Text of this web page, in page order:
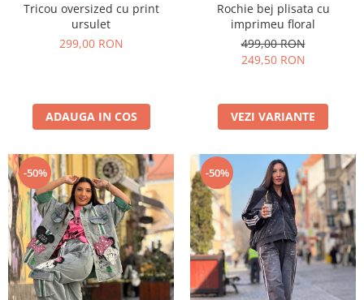
Tricou oversized cu print
ursulet
299,00 RON
ADAUGA IN COS
Rochie bej plisata cu
imprimeu floral
499,00 RON
249,50 RON
VEZI VARIANTE
-50% -50%